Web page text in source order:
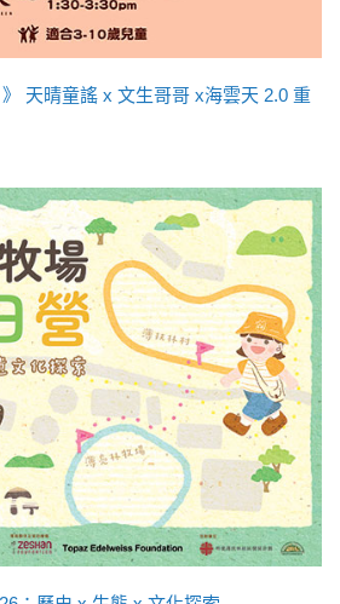
》 天晴童謠 x 文生哥哥 x海雲天 2.0 重